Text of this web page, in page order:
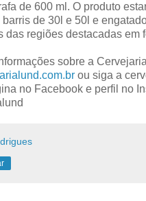
de 600 ml. O produto
barris de 30l e 50l e
das regiões destacadas em
sobre a
ou siga a
no Facebook e perfil no